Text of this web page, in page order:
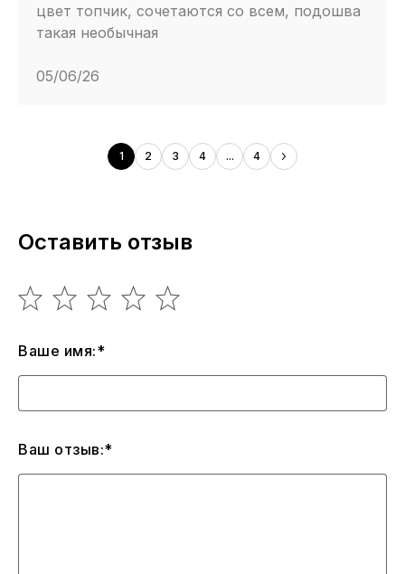
цвет топчик, сочетаются со всем, подошва
такая необычная
05/06/26
1 2 3 4 ... 4
Оставить отзыв
Ваше имя:*
Ваш отзыв:*